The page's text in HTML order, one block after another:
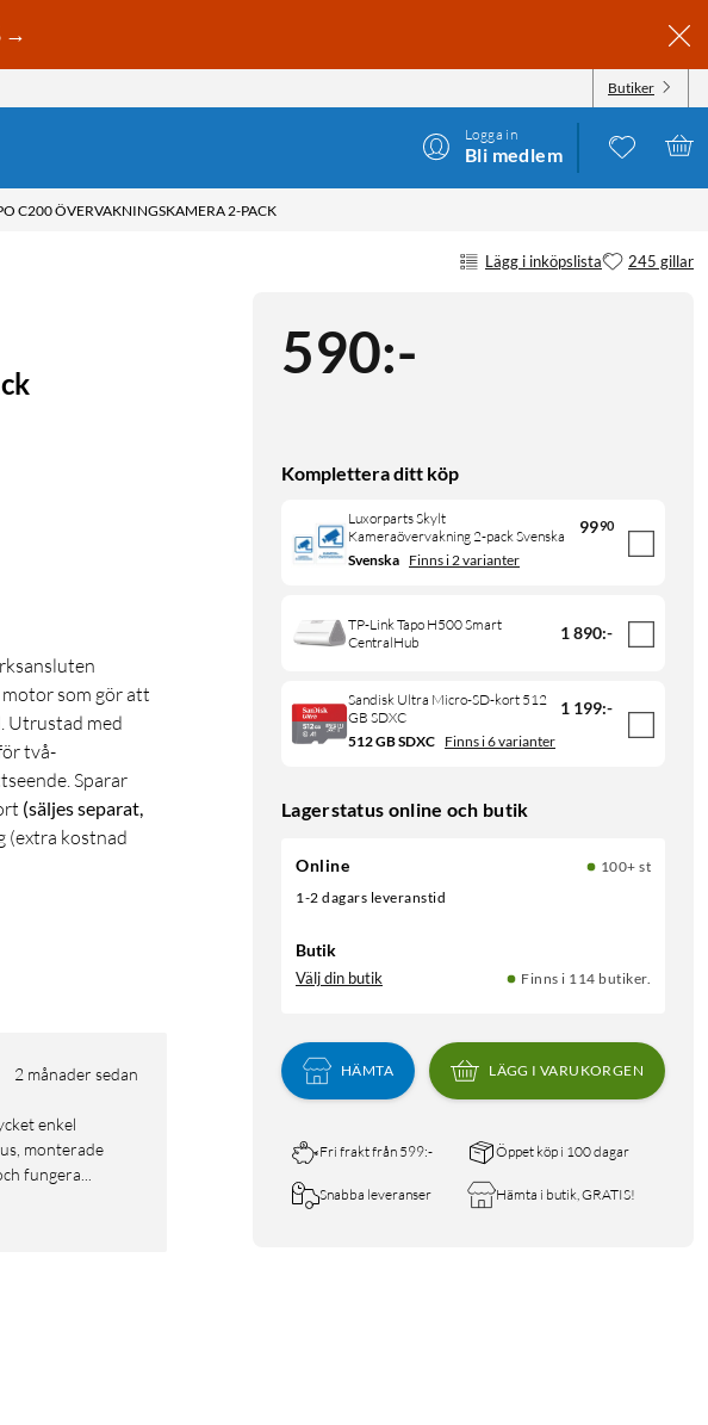
→
Butiker
Logga in
Bli medlem
C200 ÖVERVAKNINGSKAMERA 2-PACK
Lägg i inköpslista 245 gillar
590:-
Komplettera ditt köp
Luxorparts Skylt
Kameraövervakning 2-pack Svenska
9990
Svenska Finns i 2 varianter
TP-Link Tapo H500 Smart
CentralHub
1 890:-
Sandisk Ultra Micro-SD-kort 512
GB SDXC
1 199:-
512 GB SDXC Finns i 6 varianter
Lagerstatus online och butik
Online
100+ st
1-2 dagars leveranstid
Butik
Välj din butik Finns i 114 butiker.
HÄMTA LÄGG I VARUKORGEN
Fri frakt från 599:- Öppet köp i 100 dagar
Snabba leveranser Hämta i butik, GRATIS!
som gör att
Utrustad med
två-
Sparar
(säljes separat,
(extra kostnad
2 månader sedan
monterade
fungera...